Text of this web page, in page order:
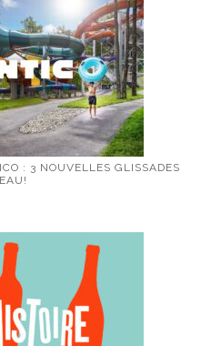
: 3 NOUVELLES GLISSADES